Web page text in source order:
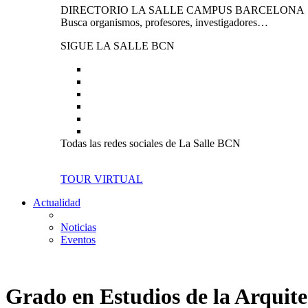
DIRECTORIO LA SALLE CAMPUS BARCELONA
Busca organismos, profesores, investigadores…
SIGUE LA SALLE BCN
Todas las redes sociales de La Salle BCN
TOUR VIRTUAL
Actualidad
Noticias
Eventos
Grado en Estudios de la